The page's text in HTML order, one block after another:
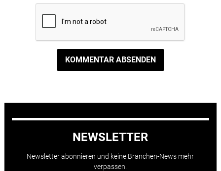
KOMMENTAR ABSENDEN
NEWSLETTER
Newsletter abonnieren und keine Branchen-News mehr
verpassen.